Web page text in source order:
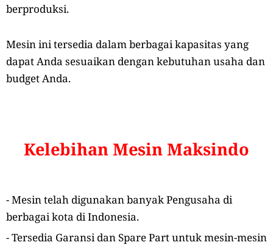
berproduksi.
Mesin ini tersedia dalam berbagai kapasitas yang
dapat Anda sesuaikan dengan kebutuhan usaha dan
budget Anda.
Kelebihan Mesin Maksindo
- Mesin telah digunakan banyak Pengusaha di
berbagai kota di Indonesia.
- Tersedia Garansi dan Spare Part untuk mesin-mesin